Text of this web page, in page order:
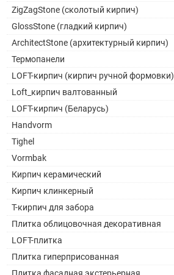
ZigZagStone (сколотый кирпич)
GlossStone (гладкий кирпич)
ArchitectStone (архитектурный кирпич)
Термопанели
LOFT-кирпич (кирпич ручной формовки)
Loft_кирпич валтованный
LOFT-кирпич (Беларусь)
Handvorm
Tighel
Vormbak
Кирпич керамический
Кирпич клинкерный
Т-кирпич для забора
Плитка облицовочная декоративная
LOFT-плитка
Плитка гиперприсованная